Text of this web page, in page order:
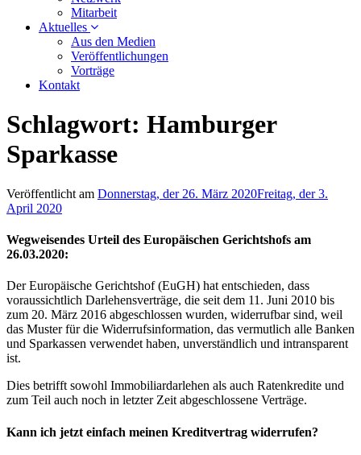
Mitarbeit
Aktuelles
Aus den Medien
Veröffentlichungen
Vorträge
Kontakt
Schlagwort: Hamburger
Sparkasse
Veröffentlicht am Donnerstag, der 26. März 2020Freitag, der 3.
April 2020
Wegweisendes Urteil des Europäischen Gerichtshofs am
26.03.2020:
Der Europäische Gerichtshof (EuGH) hat entschieden, dass
voraussichtlich Darlehensverträge, die seit dem 11. Juni 2010 bis
zum 20. März 2016 abgeschlossen wurden, widerrufbar sind, weil
das Muster für die Widerrufsinformation, das vermutlich alle Banken
und Sparkassen verwendet haben, unverständlich und intransparent
ist.
Dies betrifft sowohl Immobiliardarlehen als auch Ratenkredite und
zum Teil auch noch in letzter Zeit abgeschlossene Verträge.
Kann ich jetzt einfach meinen Kreditvertrag widerrufen?